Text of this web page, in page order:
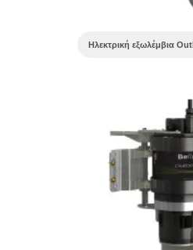
Ηλεκτρική εξωλέμβια